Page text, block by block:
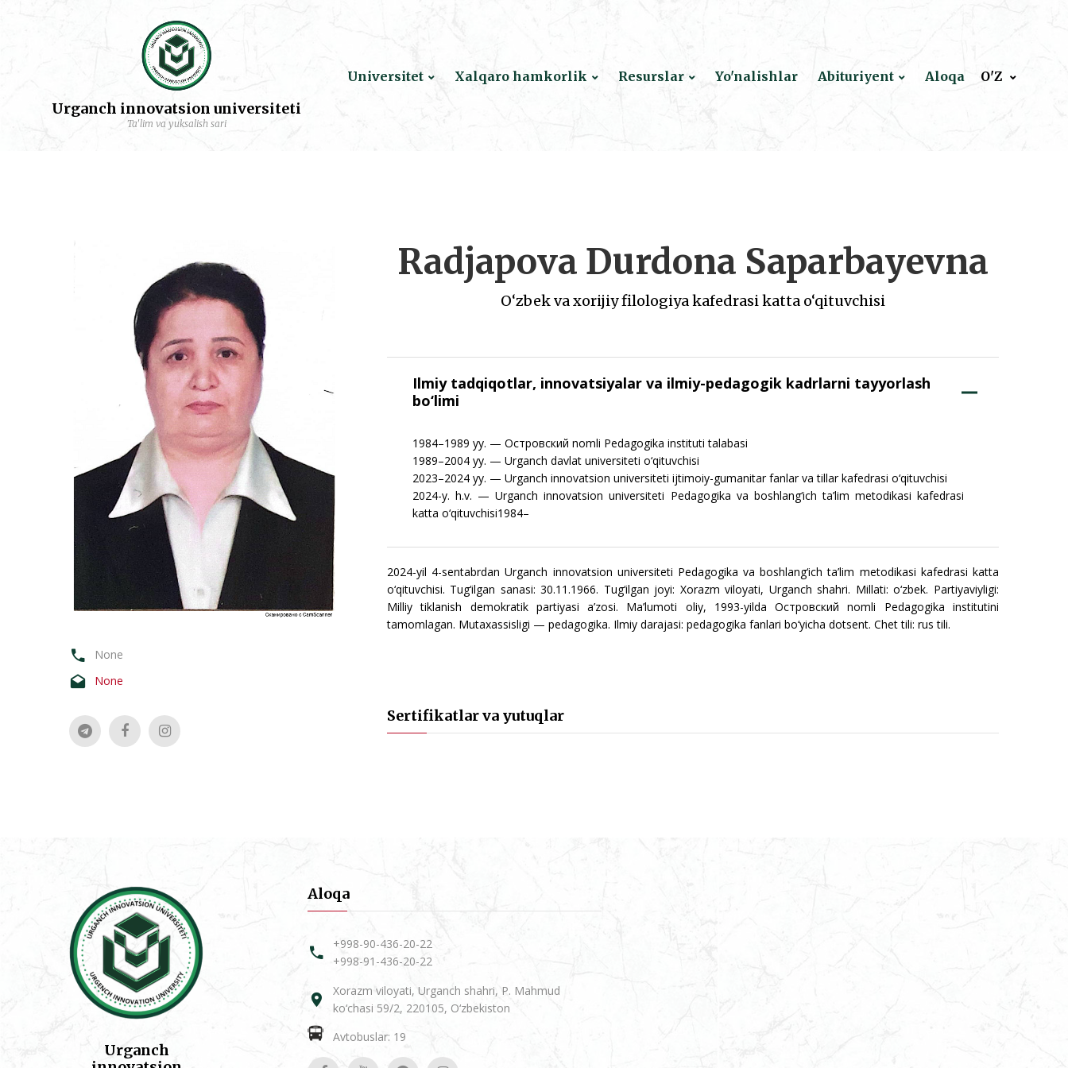
Urganch innovatsion universiteti
Ta'lim va yuksalish sari
Universitet Xalqaro hamkorlik Resurslar Yo'nalishlar Abituriyent Aloqa O'Z
None
None
Radjapova Durdona Saparbayevna
O‘zbek va xorijiy filologiya kafedrasi katta o‘qituvchisi
Ilmiy tadqiqotlar, innovatsiyalar va ilmiy-pedagogik kadrlarni tayyorlash
bo‘limi
1984–1989 yy. — Oстровский nomli Pedagogika instituti talabasi
1989–2004 yy. — Urganch davlat universiteti o‘qituvchisi
2023–2024 yy. — Urganch innovatsion universiteti ijtimoiy-gumanitar fanlar va tillar kafedrasi o‘qituvchisi
2024-y. h.v. — Urganch innovatsion universiteti Pedagogika va boshlang‘ich ta’lim metodikasi kafedrasi
katta o‘qituvchisi1984–
2024-yil 4-sentabrdan Urganch innovatsion universiteti Pedagogika va boshlang‘ich ta’lim metodikasi kafedrasi katta
o‘qituvchisi. Tug‘ilgan sanasi: 30.11.1966. Tug‘ilgan joyi: Xorazm viloyati, Urganch shahri. Millati: o‘zbek. Partiyaviyligi:
Milliy tiklanish demokratik partiyasi a’zosi. Ma’lumoti oliy, 1993-yilda Oстровский nomli Pedagogika institutini
tamomlagan. Mutaxassisligi — pedagogika. Ilmiy darajasi: pedagogika fanlari bo‘yicha dotsent. Chet tili: rus tili.
Sertifikatlar va yutuqlar
Urganch
Aloqa
+998-90-436-20-22
+998-91-436-20-22
Xorazm viloyati, Urganch shahri, P. Mahmud
ko‘chasi 59/2, 220105, O‘zbekiston
Avtobuslar: 19